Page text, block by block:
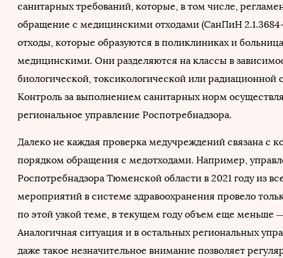
санитарных требований, которые, в том числе,
обращение с медицинскими отходами (СанПиН 2.1.3684-
отходы, которые образуются в поликлиниках и
медицинскими. Они разделяются на классы в
биологической, токсикологической или радиационной
Контроль за выполнением санитарных норм
региональное управление Роспотребнадзора.
Далеко не каждая проверка медучреждений связана с
порядком обращения с медотходами. Например,
Роспотребнадзора Тюменской области в 2021 году из
мероприятий в системе здравоохранения провело
по этой узкой теме, в текущем году объем еще меньше
Аналогичная ситуация и в остальных региональных
даже такое незначительное внимание позволяет